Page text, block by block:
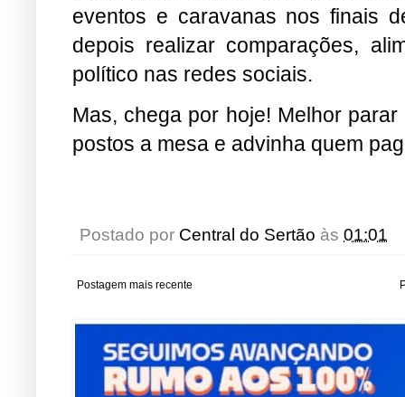
eventos e caravanas nos finais
depois realizar comparações,
político nas redes sociais.
Mas, chega por hoje! Melhor
postos a mesa e advinha quem
Postado por Central do Sertão às 01:01
Postagem mais recente